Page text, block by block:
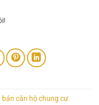
bán căn hộ chung cư